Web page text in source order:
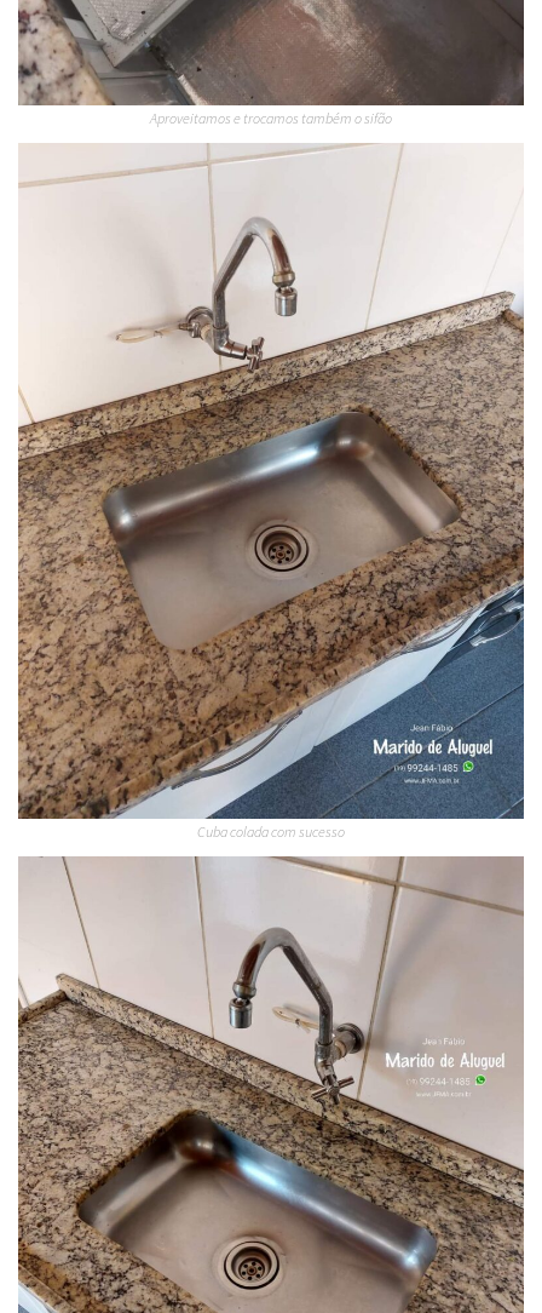
Aproveitamos e trocamos também o sifão
Cuba colada com sucesso